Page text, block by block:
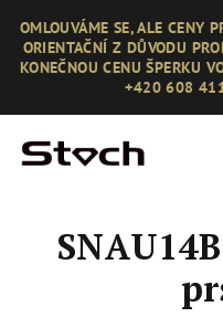
obsah
OMLOUVÁME SE, ALE CENY
ORIENTAČNÍ Z DŮVODU
KONEČNOU CENU ŠPERKU
+420 608